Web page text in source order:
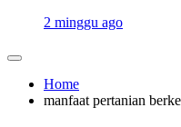
2 minggu ago
Home
manfaat pertanian